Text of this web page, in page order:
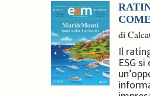
di
Il
ESG